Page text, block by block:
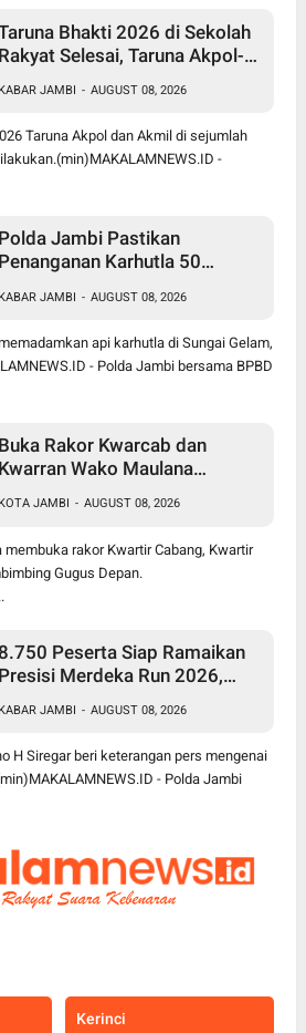
Bhakti 2026 di Sekolah
Rakyat Selesai, Taruna Akpol-
Menggunakan Hercules A-7305
KABAR JAMBI - AUGUST 08, 2026
Taruna Akpol dan Akmil di sejumlah
-
Polda Jambi Pastikan
Penanganan Karhutla 50
Berjalan Maksimal
KABAR JAMBI - AUGUST 08, 2026
api karhutla di Sungai Gelam,
- Polda Jambi bersama BPBD
Buka Rakor Kwarcab dan
Kwarran Wako Maulana
Kemas Faried Targetkan 1.000
Pramuka Garuda
KOTA JAMBI - AUGUST 08, 2026
rakor Kwartir Cabang, Kwartir
Gugus Depan.
8.750 Peserta Siap Ramaikan
Presisi Merdeka Run 2026,
Personel untuk Pengamanan
KABAR JAMBI - AUGUST 08, 2026
H Siregar beri keterangan pers mengenai
- Polda Jambi
Kerinci